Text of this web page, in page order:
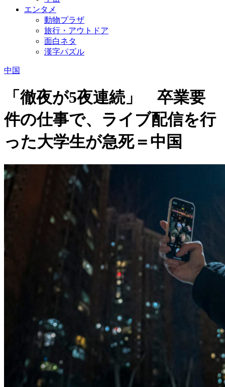
エンタメ
動物プラザ
旅行・アウトドア
面白ネタ
漢字パズル
中国
「徹夜が5夜連続」 卒業要
件の仕事で、ライブ配信を行
った大学生が急死＝中国